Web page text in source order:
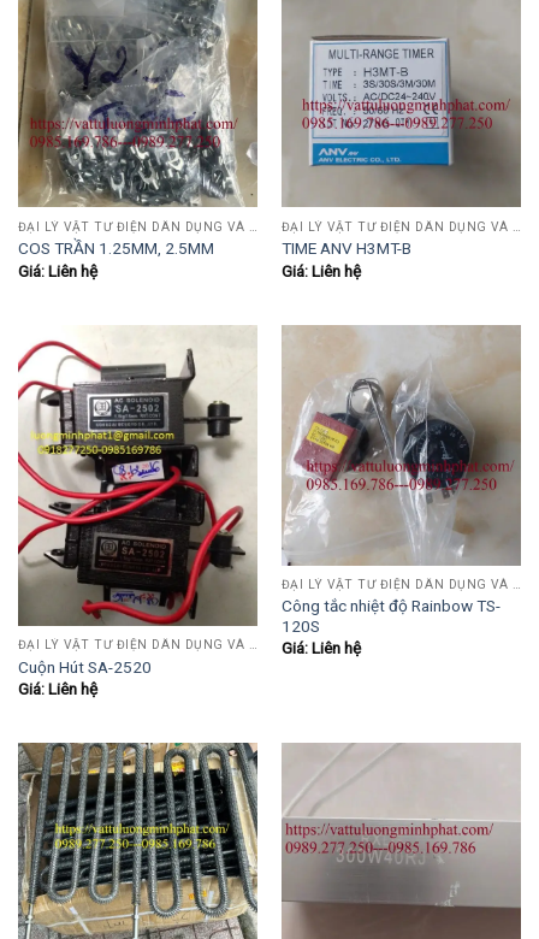
COS TRẦN 1.25MM, 2.5MM
Giá: Liên hệ
TIME ANV H3MT-B
Giá: Liên hệ
Cuộn Hút SA-2520
Giá: Liên hệ
ĐẠI LÝ VẬT TƯ ĐIỆN DÂN DỤNG VÀ CÔNG NGHIỆP , TỰ ĐỘNG HÓA.....
Công tắc nhiệt độ Rainbow TS-
120S
Giá: Liên hệ